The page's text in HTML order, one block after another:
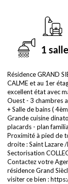
1
Résidence GRAND
CALME et au 1er
excellent état avec
Ouest - 3 chambres
+ Salle de bains (
Grande cuisine
placards - plan
Proximité à pied de
droite : Saint Lazare /
Sectorisation
Contactez votre
résidence Grand
visiter ce bien :